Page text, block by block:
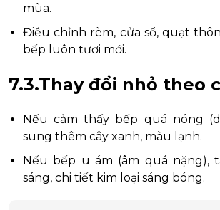
mùa.
Điều chỉnh rèm, cửa sổ, quạt
bếp luôn tươi mới.
7.3.Thay đổi nhỏ theo
Nếu cảm thấy bếp quá nóng
sung thêm cây xanh, màu lạnh.
Nếu bếp u ám (âm quá nặng),
sáng, chi tiết kim loại sáng bóng.